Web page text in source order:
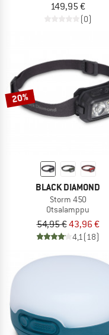
149,95 €
(0)
20%
BLACK DIAMOND
Storm 450
Otsalamppu
54,95 €43,96 €
4,1(18)